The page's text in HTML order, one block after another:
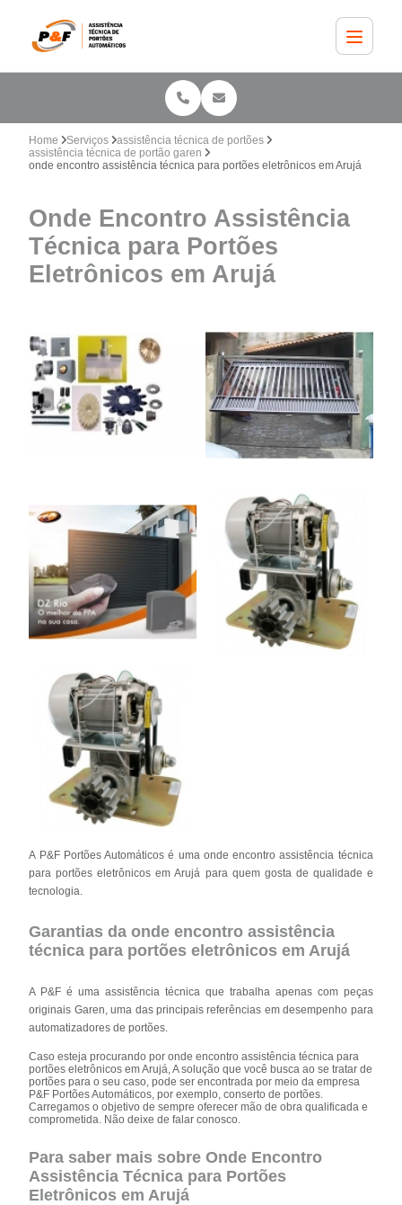
Home Serviços
assistência técnica de portões
assistência técnica de portão garen
onde encontro assistência técnica para portões eletrônicos em Arujá
Onde Encontro Assistência
Técnica para Portões
Eletrônicos em Arujá
A P&F Portões Automáticos é uma onde encontro assistência técnica
para portões eletrônicos em Arujá para quem gosta de qualidade e
tecnologia.
Garantias da onde encontro assistência
técnica para portões eletrônicos em Arujá
A P&F é uma assistência técnica que trabalha apenas com peças
originais Garen, uma das principais referências em desempenho para
automatizadores de portões.
Caso esteja procurando por onde encontro assistência técnica para
portões eletrônicos em Arujá, A solução que você busca ao se tratar de
portões para o seu caso, pode ser encontrada por meio da empresa
P&F Portões Automáticos, por exemplo, conserto de portões.
Carregamos o objetivo de sempre oferecer mão de obra qualificada e
comprometida. Não deixe de falar conosco.
Para saber mais sobre Onde Encontro
Assistência Técnica para Portões
Eletrônicos em Arujá